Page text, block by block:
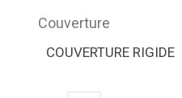
Couverture
COUVERTURE RIGIDE